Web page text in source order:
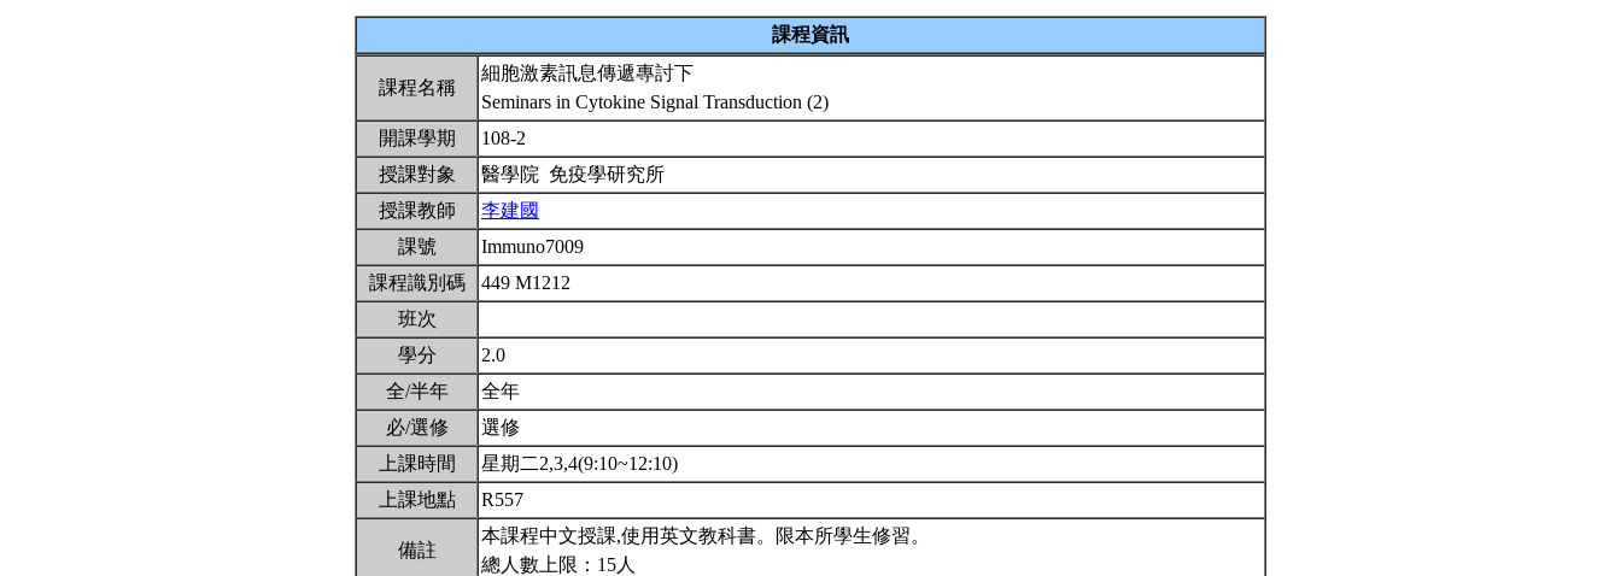
課程資訊
課程名稱
細胞激素訊息傳遞專討下
Seminars in Cytokine Signal Transduction (2)
開課學期
108-2
授課對象
醫學院 免疫學研究所
授課教師
李建國
課號
Immuno7009
課程識別碼
449 M1212
班次
學分
2.0
全/半年
全年
必/選修
選修
上課時間
星期二2,3,4(9:10~12:10)
上課地點
R557
備註
本課程中文授課,使用英文教科書。限本所學生修習。
總人數上限：15人